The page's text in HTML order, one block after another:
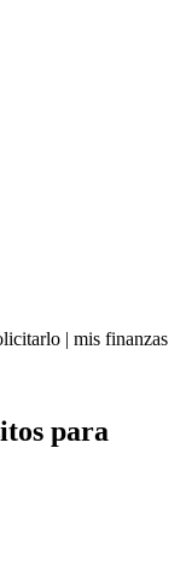
| mis finanzas
para